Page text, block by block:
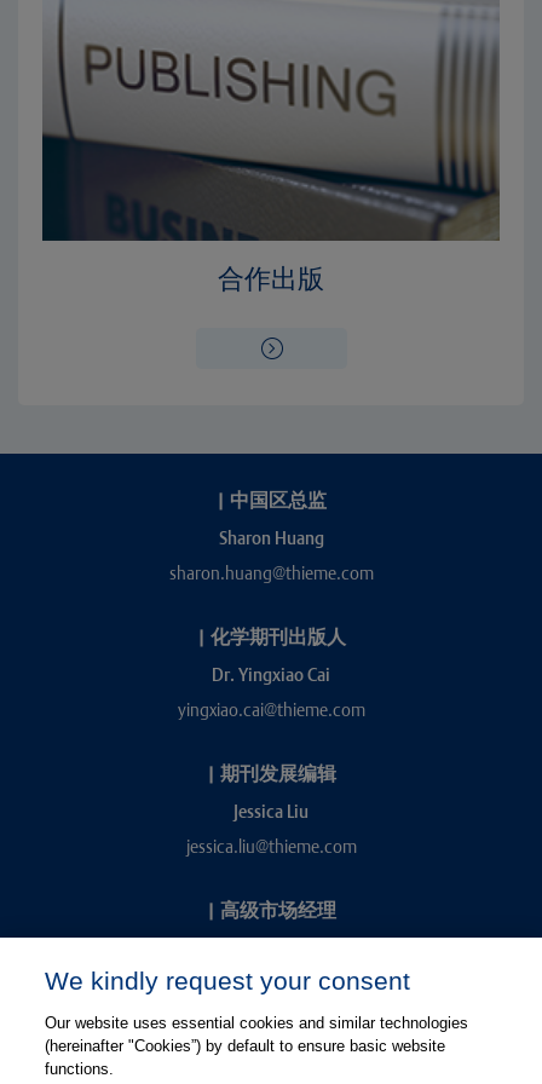
合作出版
| 中国区总监
Sharon Huang
sharon.huang@thieme.com
| 化学期刊出版人
Dr. Yingxiao Cai
yingxiao.cai@thieme.com
| 期刊发展编辑
Jessica Liu
jessica.liu@thieme.com
| 高级市场经理
kevin.chang@thieme.com
We kindly request your consent
Our website uses essential cookies and similar technologies
(hereinafter "Cookies”) by default to ensure basic website
functions.